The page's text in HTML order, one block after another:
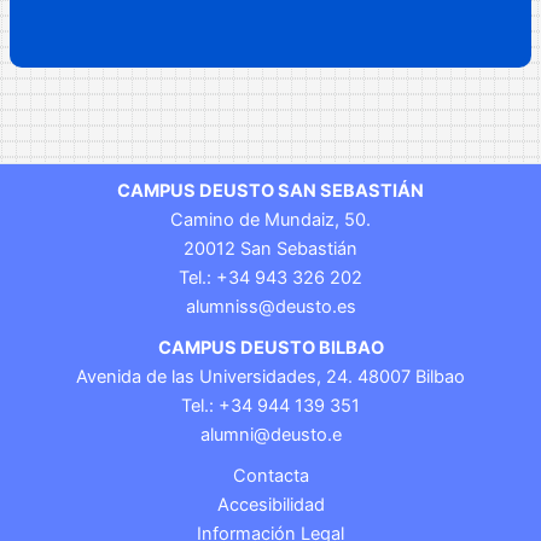
CAMPUS DEUSTO SAN SEBASTIÁN
Camino de Mundaiz, 50.
20012 San Sebastián
Tel.: +34 943 326 202
alumniss@deusto.es
CAMPUS DEUSTO BILBAO
Avenida de las Universidades, 24. 48007 Bilbao
Tel.: +34 944 139 351
alumni@deusto.e
Contacta
Accesibilidad
Información Legal